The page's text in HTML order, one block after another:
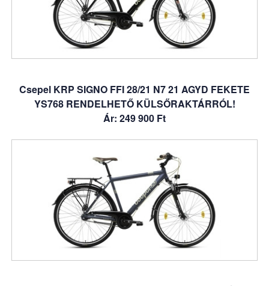
Csepel KRP SIGNO FFI 28/21 N7 21 AGYD FEKETE
YS768 RENDELHETŐ KÜLSŐRAKTÁRRÓL!
Ár: 249 900 Ft